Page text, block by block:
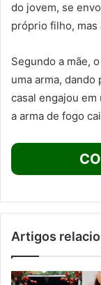
do jovem, se
próprio filho, mas
Segundo a mãe,
uma arma, dando
casal engajou em
a arma de fogo
Artigos